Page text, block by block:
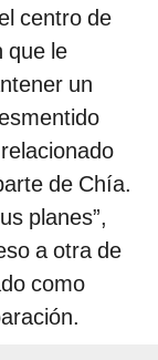
centro de
que le
un
de Chía.
planes”,
a otra de
como